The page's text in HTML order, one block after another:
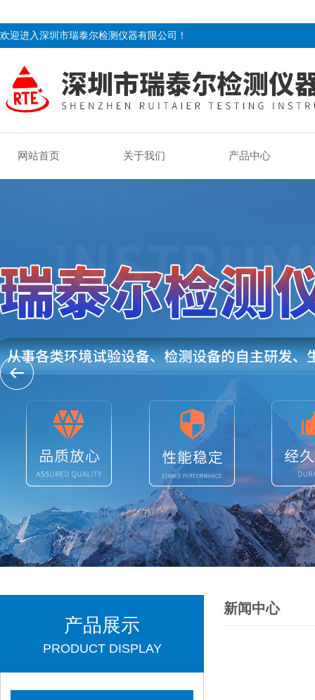
欢迎进入深圳市瑞泰尔检测仪器有限公司！
网站首页 关于我们 产品中心
产品展示
PRODUCT DISPLAY
新闻中心